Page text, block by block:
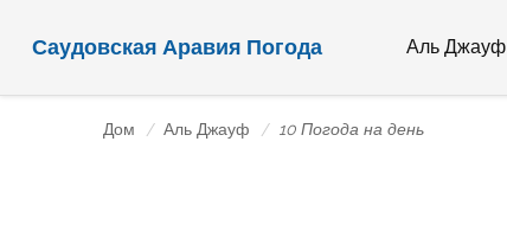
Саудовская Аравия Погода Аль Джауф
Дом Аль Джауф 10 Погода на день